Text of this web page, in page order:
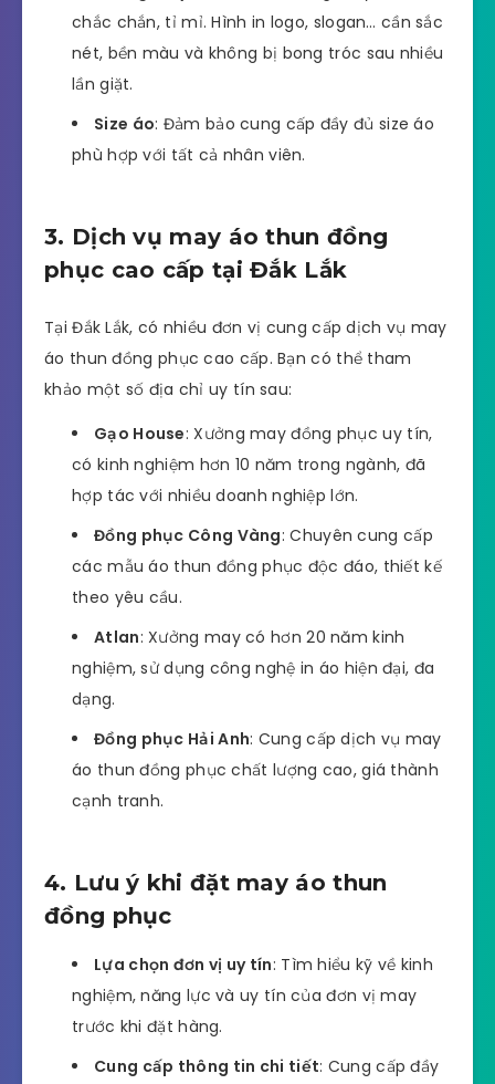
chắc chắn, tỉ mỉ. Hình in logo, slogan… cần sắc
nét, bền màu và không bị bong tróc sau nhiều
lần giặt.
Size áo: Đảm bảo cung cấp đầy đủ size áo
phù hợp với tất cả nhân viên.
3. Dịch vụ may áo thun đồng
phục cao cấp tại Đắk Lắk
Tại Đắk Lắk, có nhiều đơn vị cung cấp dịch vụ may
áo thun đồng phục cao cấp. Bạn có thể tham
khảo một số địa chỉ uy tín sau:
Gạo House: Xưởng may đồng phục uy tín,
có kinh nghiệm hơn 10 năm trong ngành, đã
hợp tác với nhiều doanh nghiệp lớn.
Đồng phục Công Vàng: Chuyên cung cấp
các mẫu áo thun đồng phục độc đáo, thiết kế
theo yêu cầu.
Atlan: Xưởng may có hơn 20 năm kinh
nghiệm, sử dụng công nghệ in áo hiện đại, đa
dạng.
Đồng phục Hải Anh: Cung cấp dịch vụ may
áo thun đồng phục chất lượng cao, giá thành
cạnh tranh.
4. Lưu ý khi đặt may áo thun
đồng phục
Lựa chọn đơn vị uy tín: Tìm hiểu kỹ về kinh
nghiệm, năng lực và uy tín của đơn vị may
trước khi đặt hàng.
Cung cấp thông tin chi tiết: Cung cấp đầy